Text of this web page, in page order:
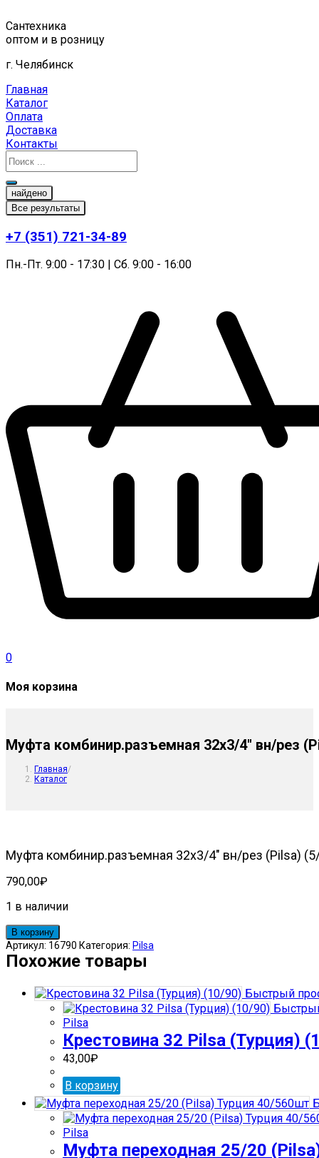
к
содержимому
Сантехника
оптом и в розницу
г. Челябинск
Главная
Каталог
Оплата
Доставка
Контакты
найдено
Все результаты
+7 (351) 721-34-89
Пн.-Пт. 9:00 - 17:30 | Сб. 9:00 - 16:00
0
Моя корзина
Муфта комбинир.разъемная 32х3/4″ вн/рез
Главная/
Каталог
Муфта комбинир.разъемная 32х3/4″ вн/рез (Pilsa)
790,00₽
1 в наличии
Количество
товара
Муфта
комбинир.разъемная
32х3/4"
вн/
В корзину
Артикул: 16790 Категория: Pilsa
Похожие товары
Быстрый
Pilsa
Крестовина 32 Pilsa (Турция)
43,00₽
В корзину
Pilsa
Муфта переходная 25/20